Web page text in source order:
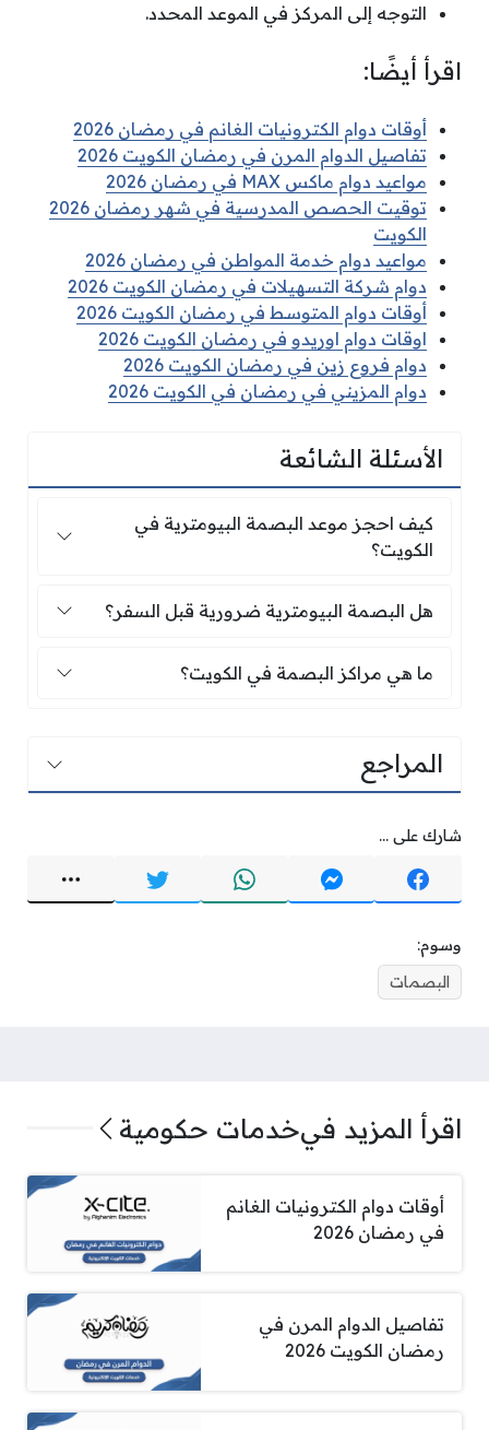
التوجه إلى المركز في الموعد المحدد.
اقرأ أيضًا:
أوقات دوام الكترونيات الغانم في رمضان 2026
تفاصيل الدوام المرن في رمضان الكويت 2026
مواعيد دوام ماكس MAX في رمضان 2026
توقيت الحصص المدرسية في شهر رمضان 2026
الكويت
مواعيد دوام خدمة المواطن في رمضان 2026
دوام شركة التسهيلات في رمضان الكويت 2026
أوقات دوام المتوسط في رمضان الكويت 2026
اوقات دوام اوريدو في رمضان الكويت 2026
دوام فروع زين في رمضان الكويت 2026
دوام المزيني في رمضان في الكويت 2026
الأسئلة الشائعة
كيف احجز موعد البصمة البيومترية في الكويت؟
كيف احجز موعد البصمة البيومترية في
الكويت؟
هل البصمة البيومترية ضرورية قبل السفر؟
هل البصمة البيومترية ضرورية قبل السفر؟
ما هي مراكز البصمة في الكويت؟
ما هي مراكز البصمة في الكويت؟
المراجع
شارك على ...
وسوم:
البصمات
اقرأ المزيد فيخدمات حكومية
أوقات دوام الكترونيات الغانم
في رمضان 2026
تفاصيل الدوام المرن في
رمضان الكويت 2026